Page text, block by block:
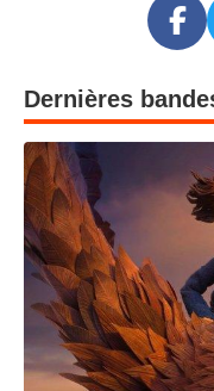
Dernières